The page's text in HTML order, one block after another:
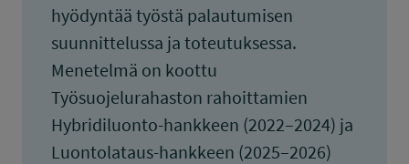
hyödyntää työstä palautumisen
suunnittelussa ja toteutuksessa.
Menetelmä on koottu
Työsuojelurahaston rahoittamien
Hybridiluonto-hankkeen (2022–2024) ja
Luontolataus-hankkeen (2025–2026)